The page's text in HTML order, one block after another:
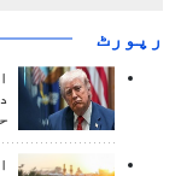
رپورٹ